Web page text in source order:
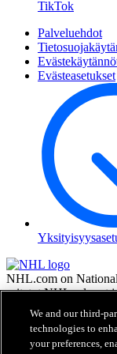
TikTok
Palveluehdot
Evästeasetukset
NHL.com on
esitetyt NHL:n logot
tunnukset ovat
toisintaa ilman NHL
Kaikki oikeudet
nimillä ja numeroilla
We and our third-
technologies to
your preferences,